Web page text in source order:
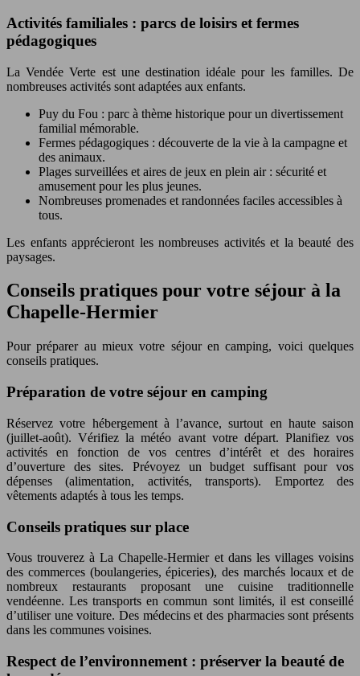
Activités familiales : parcs de loisirs et fermes
pédagogiques
La Vendée Verte est une destination idéale pour les familles. De
nombreuses activités sont adaptées aux enfants.
Puy du Fou : parc à thème historique pour un divertissement
familial mémorable.
Fermes pédagogiques : découverte de la vie à la campagne et
des animaux.
Plages surveillées et aires de jeux en plein air : sécurité et
amusement pour les plus jeunes.
Nombreuses promenades et randonnées faciles accessibles à
tous.
Les enfants apprécieront les nombreuses activités et la beauté des
paysages.
Conseils pratiques pour votre séjour à la
Chapelle-Hermier
Pour préparer au mieux votre séjour en camping, voici quelques
conseils pratiques.
Préparation de votre séjour en camping
Réservez votre hébergement à l’avance, surtout en haute saison
(juillet-août). Vérifiez la météo avant votre départ. Planifiez vos
activités en fonction de vos centres d’intérêt et des horaires
d’ouverture des sites. Prévoyez un budget suffisant pour vos
dépenses (alimentation, activités, transports). Emportez des
vêtements adaptés à tous les temps.
Conseils pratiques sur place
Vous trouverez à La Chapelle-Hermier et dans les villages voisins
des commerces (boulangeries, épiceries), des marchés locaux et de
nombreux restaurants proposant une cuisine traditionnelle
vendéenne. Les transports en commun sont limités, il est conseillé
d’utiliser une voiture. Des médecins et des pharmacies sont présents
dans les communes voisines.
Respect de l’environnement : préserver la beauté de